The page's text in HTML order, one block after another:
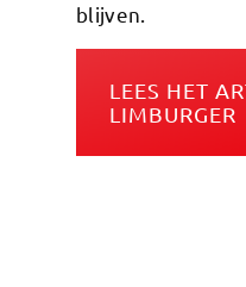
blijven.
LEES HET
LIMBURGER